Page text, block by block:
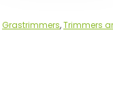
Grastrimmers,Trimmers